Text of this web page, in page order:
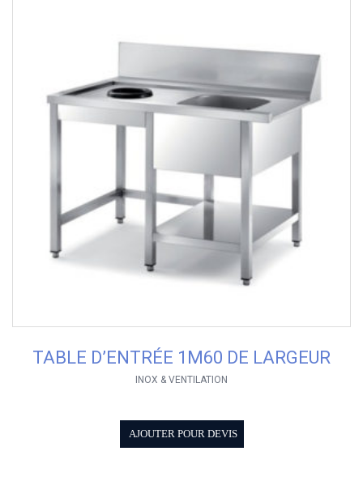
TABLE D’ENTRÉE 1M60 DE LARGEUR
INOX & VENTILATION
AJOUTER POUR DEVIS